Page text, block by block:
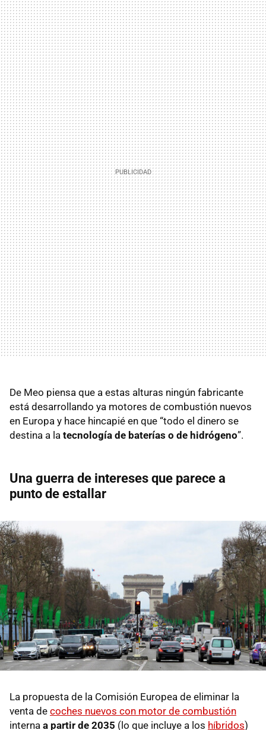
De Meo piensa que a estas alturas ningún fabricante
está desarrollando ya motores de combustión nuevos
en Europa y hace hincapié en que “todo el dinero se
destina a la tecnología de baterías o de hidrógeno”.
Una guerra de intereses que parece a
punto de estallar
La propuesta de la Comisión Europea de eliminar la
venta de coches nuevos con motor de combustión
interna a partir de 2035 (lo que incluye a los híbridos)